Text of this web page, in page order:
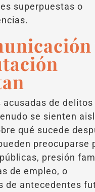
superpuestas o
acusadas de delitos
se sienten
qué sucede
preocuparse
presión
de empleo, o
de antecedentes